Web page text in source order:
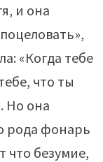
и она
«Когда тебе
что ты
Но она
рода фонарь
что безумие,